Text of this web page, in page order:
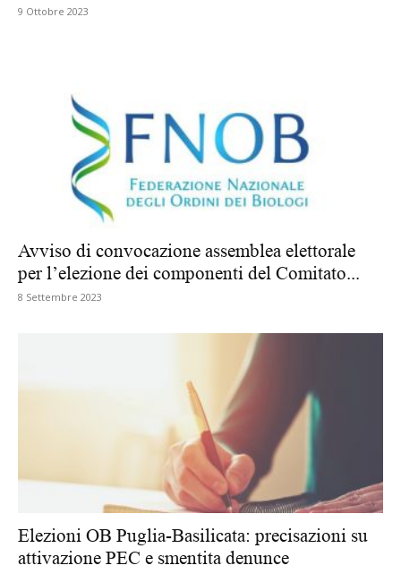
9 Ottobre 2023
Avviso di convocazione assemblea elettorale
per l’elezione dei componenti del Comitato...
8 Settembre 2023
Elezioni OB Puglia-Basilicata: precisazioni su
attivazione PEC e smentita denunce